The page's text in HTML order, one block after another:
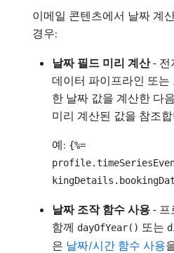
이메일 콘텐츠에서 날짜 계
경우:
날짜 필드 미리 계산- 전
데이터 파이프라인 또는
한 날짜 값을 계산한 다
미리 계산된 값을 참조
예: {%=
날짜 조작 함수 사용 - 프
함께 dayOfYear() 또는
은 날짜/시간 함수 사용